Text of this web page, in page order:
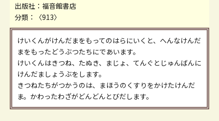
出版社：福音館書店
分類：〈913〉
けいくんがけんだまをもってのはらにいくと、へんなけんだ
まをもったどうぶつたちにであいます。
けいくんはきつね、たぬき、まじょ、てんぐとじゅんばんに
けんだましょうぶをします。
きつねたちがつかうのは、まほうのくすりをかけたけんだ
ま。かわったわざがどんどんとびだします。